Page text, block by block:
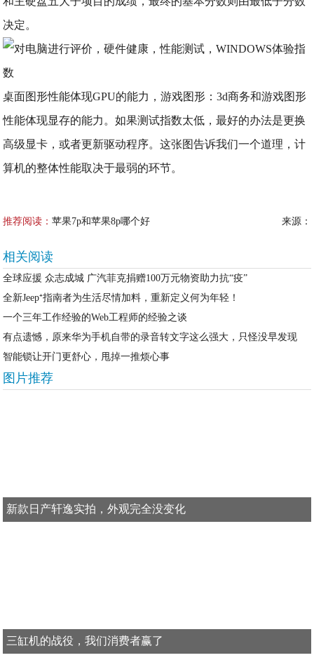
决定。
桌面图形性能体现GPU的能力，游戏图形：3d商务和游戏图形
性能体现显存的能力。如果测试指数太低，最好的办法是更换
高级显卡，或者更新驱动程序。这张图告诉我们一个道理，计
算机的整体性能取决于最弱的环节。
推荐阅读：苹果7p和苹果8p哪个好 来源：
相关阅读
全球应援 众志成城 广汽菲克捐赠100万元物资助力抗“疫”
全新Jeep⁺指南者为生活尽情加料，重新定义何为年轻！
一个三年工作经验的Web工程师的经验之谈
有点遗憾，原来华为手机自带的录音转文字这么强大，只怪没早发现
智能锁让开门更舒心，甩掉一推烦心事
图片推荐
新款日产轩逸实拍，外观完全没变化
三缸机的战役，我们消费者赢了